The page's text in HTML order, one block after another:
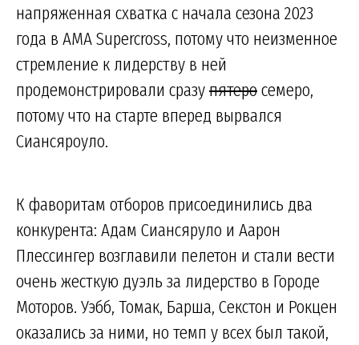
напряженная схватка с начала сезона 2023
года в AMA Supercross, потому что неизменное
стремление к лидерству в ней
продемонстрировали сразупятеросемеро,
потому что на старте вперед вырвался
Сиансяроуло.
К фаворитам отборов присоединились два
конкурента: Адам Сиансяруло и Аарон
Плессингер возглавили пелетон и стали вести
очень жесткую дуэль за лидерство в Городе
Моторов. Уэбб, Томак, Барша, Секстон и Рокцен
оказались за ними, но темп у всех был такой,